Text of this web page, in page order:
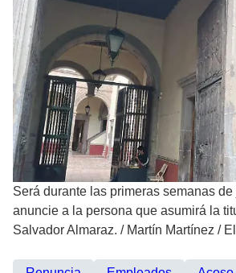
Será durante las primeras semanas
anuncie a la persona que asumirá la
Salvador Almaraz. / Martín Martínez /